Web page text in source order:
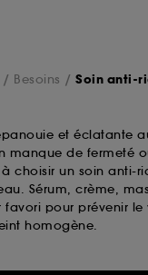
Besoins Soin anti-
et éclatante
manque de fermeté
choisir un soin anti-
Sérum, crème,
pour prévenir le
homogène.